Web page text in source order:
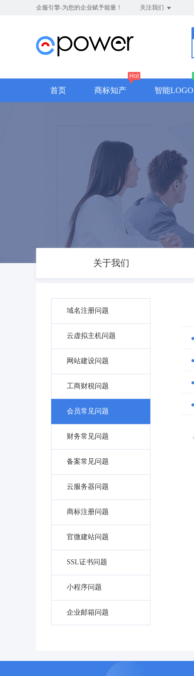
企服引擎-为您的企业赋予能量！ 关注我们
首页 商标知产
Hot
智能LOGO
关于我们
域名注册问题
云虚拟主机问题
网站建设问题
工商财税问题
会员常见问题
财务常见问题
备案常见问题
云服务器问题
商标注册问题
官微建站问题
SSL证书问题
小程序问题
企业邮箱问题